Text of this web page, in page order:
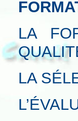
LA
LA